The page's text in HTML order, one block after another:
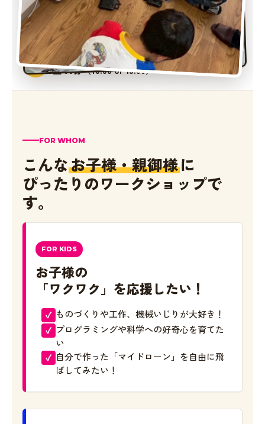
📍
VENUE
スカイブレックス KIDS DRONE 西尾久校
東京都荒川区西尾久1-31-6
⏱ DURATION
1回 90分（10:00 or 13:00）
FOR WHOM
こんなお子様・親御様に
ぴったりのワークショップで
す。
FOR KIDS
お子様の
「ワクワク」を応援したい！
ものづくりや工作、機械いじりが大好き！
プログラミングや科学への好奇心を育てた
い
自分で作った「マイドローン」を自由に飛
ばしてみたい！